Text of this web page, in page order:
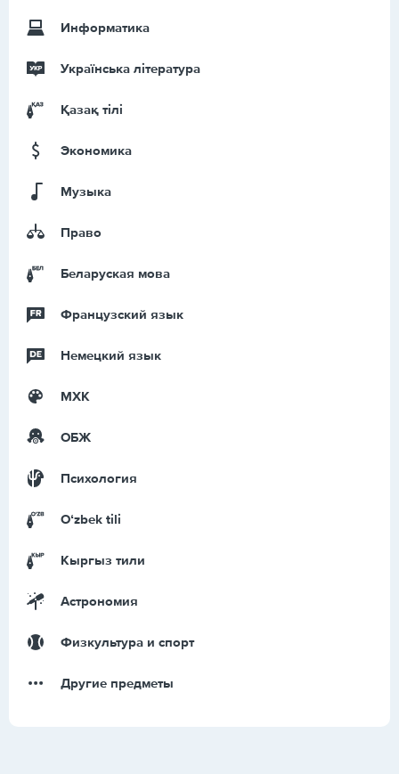
Информатика
Українська література
Қазақ тiлi
Экономика
Музыка
Право
Беларуская мова
Французский язык
Немецкий язык
МХК
ОБЖ
Психология
Оʻzbek tili
Кыргыз тили
Астрономия
Физкультура и спорт
Другие предметы